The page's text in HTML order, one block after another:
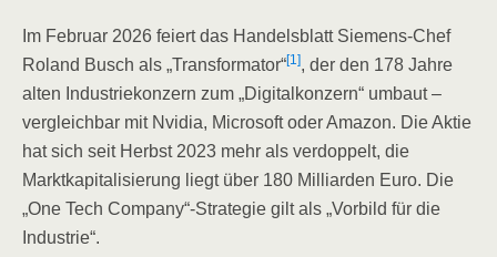
Im Februar 2026 feiert das Handelsblatt Siemens-Chef
Roland Busch als „Transformator“[1], der den 178 Jahre
alten Industriekonzern zum „Digitalkonzern“ umbaut –
vergleichbar mit Nvidia, Microsoft oder Amazon. Die Aktie
hat sich seit Herbst 2023 mehr als verdoppelt, die
Marktkapitalisierung liegt über 180 Milliarden Euro. Die
„One Tech Company“-Strategie gilt als „Vorbild für die
Industrie“.